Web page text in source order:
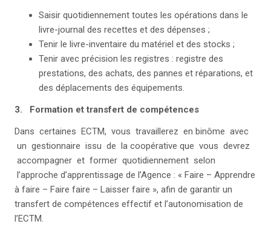
Saisir quotidiennement toutes les opérations dans le
livre-journal des recettes et des dépenses ;
Tenir le livre-inventaire du matériel et des stocks ;
Tenir avec précision les registres : registre des
prestations, des achats, des pannes et réparations, et
des déplacements des équipements.
3. Formation et transfert de compétences
Dans certaines ECTM, vous travaillerez en binôme avec
un gestionnaire issu de la coopérative que vous devrez
accompagner et former quotidiennement selon
l’approche d’apprentissage de l’Agence : « Faire – Apprendre
à faire – Faire faire – Laisser faire », afin de garantir un
transfert de compétences effectif et l’autonomisation de
l’ECTM.